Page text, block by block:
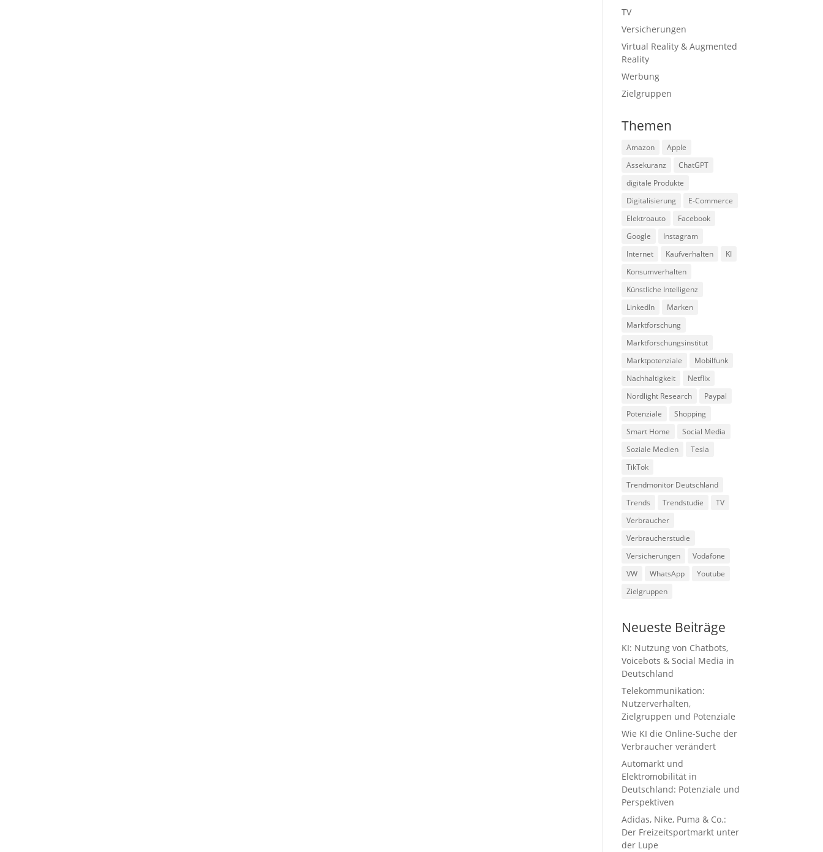
TV
Versicherungen
Virtual Reality & Augmented
Reality
Werbung
Zielgruppen
Themen
Amazon
Apple
Assekuranz
ChatGPT
digitale Produkte
Digitalisierung
E-Commerce
Elektroauto
Facebook
Google
Instagram
Internet
Kaufverhalten
KI
Konsumverhalten
Künstliche Intelligenz
LinkedIn
Marken
Marktforschung
Marktforschungsinstitut
Marktpotenziale
Mobilfunk
Nachhaltigkeit
Netflix
Nordlight Research
Paypal
Potenziale
Shopping
Smart Home
Social Media
Soziale Medien
Tesla
TikTok
Trendmonitor Deutschland
Trends
Trendstudie
TV
Verbraucher
Verbraucherstudie
Versicherungen
Vodafone
VW
WhatsApp
Youtube
Zielgruppen
Neueste Beiträge
KI: Nutzung von Chatbots,
Voicebots & Social Media in
Deutschland
Telekommunikation:
Nutzerverhalten,
Zielgruppen und Potenziale
Wie KI die Online-Suche der
Verbraucher verändert
Automarkt und
Elektromobilität in
Deutschland: Potenziale und
Perspektiven
Adidas, Nike, Puma & Co.:
Der Freizeitsportmarkt unter
der Lupe